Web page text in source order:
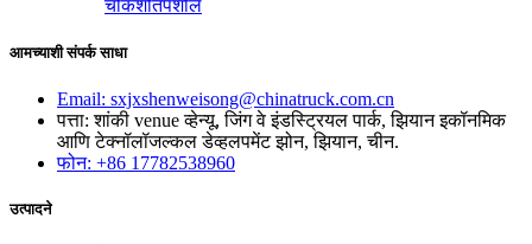
चौकशीतपशील
आमच्याशी संपर्क साधा
Email: sxjxshenweisong@chinatruck.com.cn
पत्ता: शांकी venue व्हेन्यू, जिंग वे इंडस्ट्रियल पार्क, झियान इकॉनमिक
आणि टेक्नॉलॉजल्कल डेव्हलपमेंट झोन, झियान, चीन.
फोन: +86 17782538960
उत्पादने